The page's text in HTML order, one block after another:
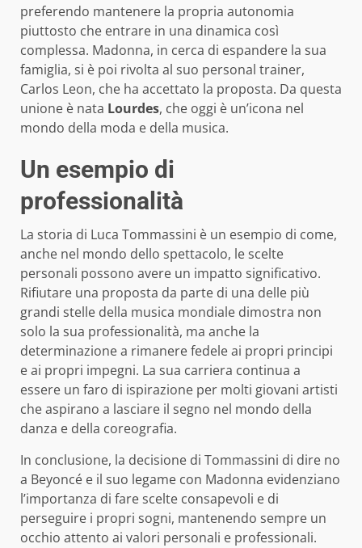
preferendo mantenere la propria autonomia
piuttosto che entrare in una dinamica così
complessa. Madonna, in cerca di espandere la sua
famiglia, si è poi rivolta al suo personal trainer,
Carlos Leon, che ha accettato la proposta. Da questa
unione è nata Lourdes, che oggi è un’icona nel
mondo della moda e della musica.
Un esempio di
professionalità
La storia di Luca Tommassini è un esempio di come,
anche nel mondo dello spettacolo, le scelte
personali possono avere un impatto significativo.
Rifiutare una proposta da parte di una delle più
grandi stelle della musica mondiale dimostra non
solo la sua professionalità, ma anche la
determinazione a rimanere fedele ai propri principi
e ai propri impegni. La sua carriera continua a
essere un faro di ispirazione per molti giovani artisti
che aspirano a lasciare il segno nel mondo della
danza e della coreografia.
In conclusione, la decisione di Tommassini di dire no
a Beyoncé e il suo legame con Madonna evidenziano
l’importanza di fare scelte consapevoli e di
perseguire i propri sogni, mantenendo sempre un
occhio attento ai valori personali e professionali.